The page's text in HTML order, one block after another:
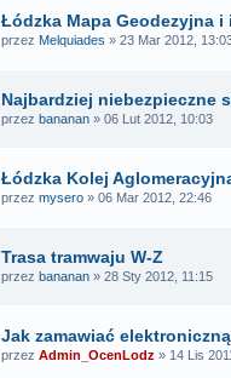
Łódzka Mapa Geodezyjna i
przez Melquiades » 23 Mar 2012,
Najbardziej niebezpieczne
przez bananan » 06 Lut 2012, 10:03
Łódzka Kolej
przez mysero » 06 Mar 2012, 22:46
Trasa tramwaju W-Z
przez bananan » 28 Sty 2012, 11:15
Jak zamawiać
przez Admin_OcenLodz » 14 Lis